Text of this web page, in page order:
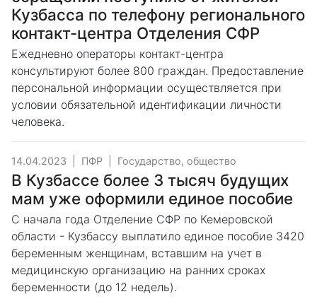
Кузбасса по телефону регионального
контакт-центра Отделения СФР
Ежедневно операторы контакт-центра
консультируют более 800 граждан. Предоставление
персональной информации осуществляется при
условии обязательной идентификации личности
человека.
14.04.2023 ПФР Государство, общество
В Кузбассе более 3 тысяч будущих
мам уже оформили единое пособие
С начала года Отделение СФР по Кемеровской
области - Кузбассу выплатило единое пособие 3420
беременным женщинам, вставшим на учет в
медицинскую организацию на ранних сроках
беременности (до 12 недель).